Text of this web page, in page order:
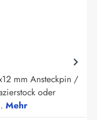
mm Ansteckpin /
oder
Mehr